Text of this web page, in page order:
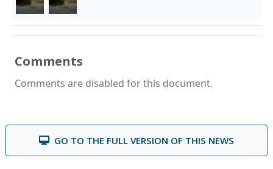
Comments
Comments are disabled for this document.
GO TO THE FULL VERSION OF THIS NEWS